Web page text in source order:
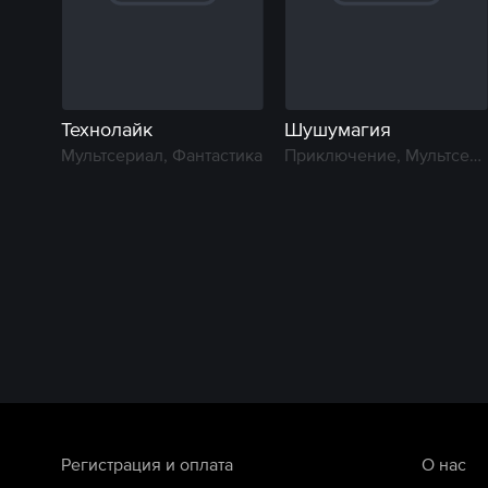
Технолайк
Мультсериал, Фантастика
Шушумагия
Приключение, Мультсериал
Регистрация и оплата О нас